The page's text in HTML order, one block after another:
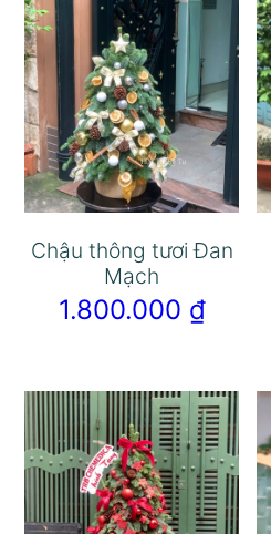
Chậu thông tươi Đan
Mạch
1.800.000 ₫